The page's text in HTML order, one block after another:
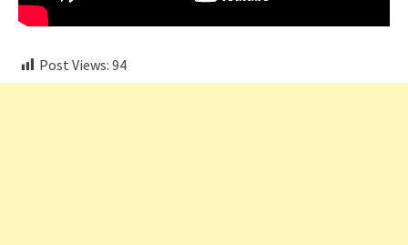
Post Views: 94